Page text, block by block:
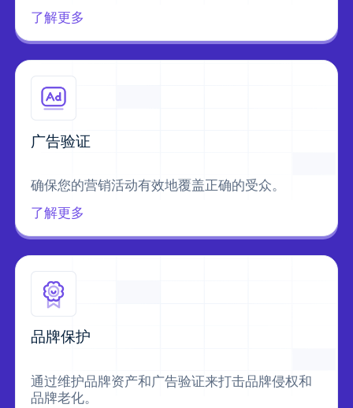
了解更多
广告验证
确保您的营销活动有效地覆盖正确的受众。
了解更多
品牌保护
通过维护品牌资产和广告验证来打击品牌侵权和
品牌老化。